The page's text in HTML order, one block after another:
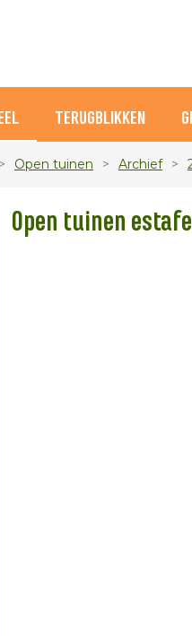
TERUGBLIKKEN
Open tuinen Archief
Open tuinen